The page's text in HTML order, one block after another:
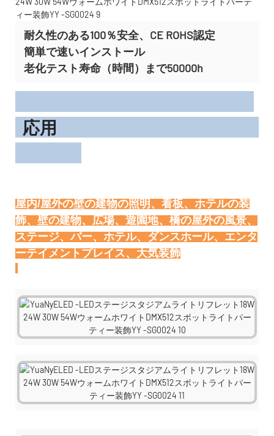
耐久性のある100％安全、CE ROHS認定
簡単で速いインストール
老化テスト寿命（時間）まで50000h
応用
屋内/屋外の壁の建物の照明、看板、ホテルの装
飾、壁の建物、広場、遊園地、橋の屋外の風景、
ステージ、バー、ホテル、ダンスホール、エンタ